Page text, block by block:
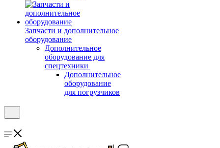
Запчасти и дополнительное
оборудование
Дополнительное
оборудование для
спецтехники
Дополнительное
оборудование
для погрузчиков